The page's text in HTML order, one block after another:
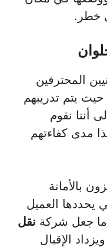
خطر.
المحترفين
يتم تدريبهم
أننا نقوم
مدى كفاءتهم
بالأمانة
يحددها العميل
جعل شركة نقل
الإقبال